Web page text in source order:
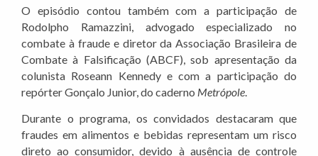
O episódio contou também com a participação de
Rodolpho Ramazzini, advogado especializado no
combate à fraude e diretor da Associação Brasileira de
Combate à Falsificação (ABCF), sob apresentação da
colunista Roseann Kennedy e com a participação do
repórter Gonçalo Junior, do caderno Metrópole
Durante o programa, os convidados destacaram que
fraudes em alimentos e bebidas representam um risco
direto ao consumidor, devido à ausência de controle